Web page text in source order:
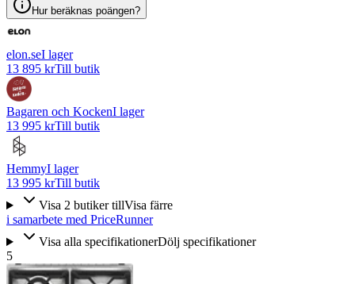
Hur beräknas poängen?
elon.seI lager
13 895 krTill butik
Bagaren och KockenI lager
13 995 krTill butik
HemmyI lager
13 995 krTill butik
Visa 2 butiker tillVisa färre
i samarbete med PriceRunner
Visa alla specifikationerDölj specifikationer
5